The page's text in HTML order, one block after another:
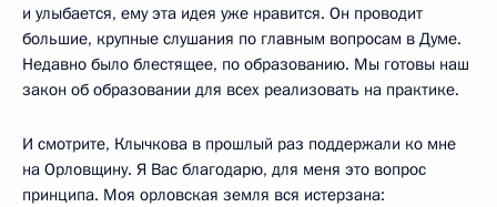
и улыбается, ему эта идея уже нравится. Он проводит
большие, крупные слушания по главным вопросам в Думе.
Недавно было блестящее, по образованию. Мы готовы наш
закон об образовании для всех реализовать на практике.
И смотрите, Клычкова в прошлый раз поддержали ко мне
на Орловщину. Я Вас благодарю, для меня это вопрос
принципа. Моя орловская земля вся истерзана: